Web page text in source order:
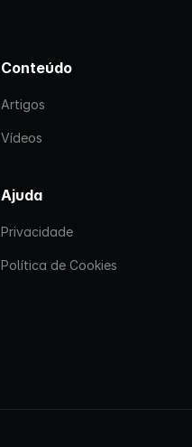
Conteúdo
Artigos
Vídeos
Ajuda
Privacidade
Política de Cookies